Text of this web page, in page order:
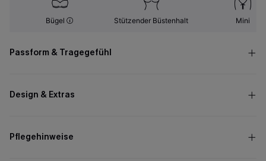
Bügel Stützender Büstenhalt Mini
Passform & Tragegefühl
Design & Extras
Pflegehinweise